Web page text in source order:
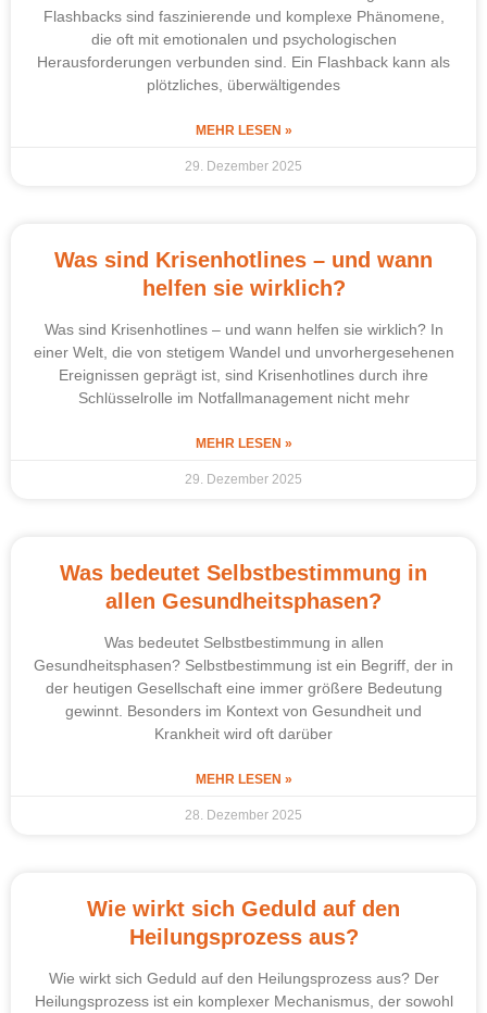
Flashbacks sind faszinierende und komplexe Phänomene,
die oft mit emotionalen und psychologischen
Herausforderungen verbunden sind. Ein Flashback kann als
plötzliches, überwältigendes
MEHR LESEN »
29. Dezember 2025
Was sind Krisenhotlines – und wann
helfen sie wirklich?
Was sind Krisenhotlines – und wann helfen sie wirklich? In
einer Welt, die von stetigem Wandel und unvorhergesehenen
Ereignissen geprägt ist, sind Krisenhotlines durch ihre
Schlüsselrolle im Notfallmanagement nicht mehr
MEHR LESEN »
29. Dezember 2025
Was bedeutet Selbstbestimmung in
allen Gesundheitsphasen?
Was bedeutet Selbstbestimmung in allen
Gesundheitsphasen? Selbstbestimmung ist ein Begriff, der in
der heutigen Gesellschaft eine immer größere Bedeutung
gewinnt. Besonders im Kontext von Gesundheit und
Krankheit wird oft darüber
MEHR LESEN »
28. Dezember 2025
Wie wirkt sich Geduld auf den
Heilungsprozess aus?
Wie wirkt sich Geduld auf den Heilungsprozess aus? Der
Heilungsprozess ist ein komplexer Mechanismus, der sowohl